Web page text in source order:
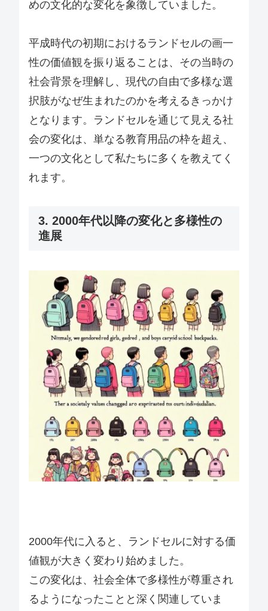
めの文化的な変化を象徴していました。
平成時代の初期におけるランドセルの画一
性の価値観を振り返ることは、その当時の
社会背景を理解し、現代の自由で多様な選
択肢がなぜ生まれたのかを考えるきっかけ
となります。ランドセルを通じて見える社
会の変化は、単なる教育用品の枠を超え、
一つの文化として私たちに多くを教えてく
れます。
3. 2000年代以降の変化と多様性の
進展
2000年代に入ると、ランドセルに対する価
値観が大きく変わり始めました。
この変化は、社会全体で多様性が尊重され
るようになったことと深く関連していま